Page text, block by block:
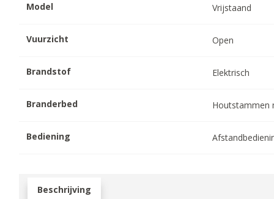
Model Vrijstaand
Vuurzicht Open
Brandstof Elektrisch
Branderbed Houtstammen
Bediening
Beschrijving